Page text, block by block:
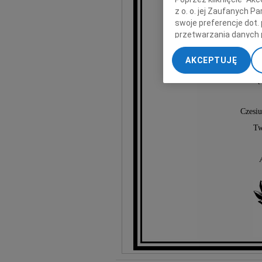
z o. o. jej Zaufanych
swoje preferencje dot.
przetwarzania danych
„Ustawienia
My, nasi Zaufani
dokładnych danych
Przechowywanie
AKCEPTUJĘ